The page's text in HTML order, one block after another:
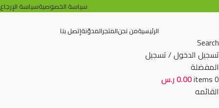
سياسة الخصوصيةسياسة الإرجاع
الرئيسيةمن نحنالمتجرالمدوّنةإتصل بنا
Search
تسجيل الدخول / تسجيل
المفضلة
0
items
0.00ر.س
القائمه